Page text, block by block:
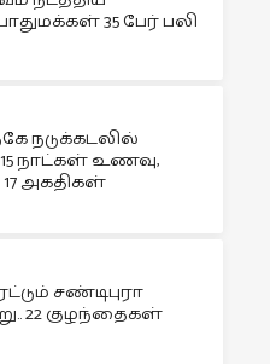
35 பேர் பலி
நடுக்கடலில்
15 நாட்கள் உணவு,
அகதிகள்
சண்டிபுரா
22 குழந்தைகள்